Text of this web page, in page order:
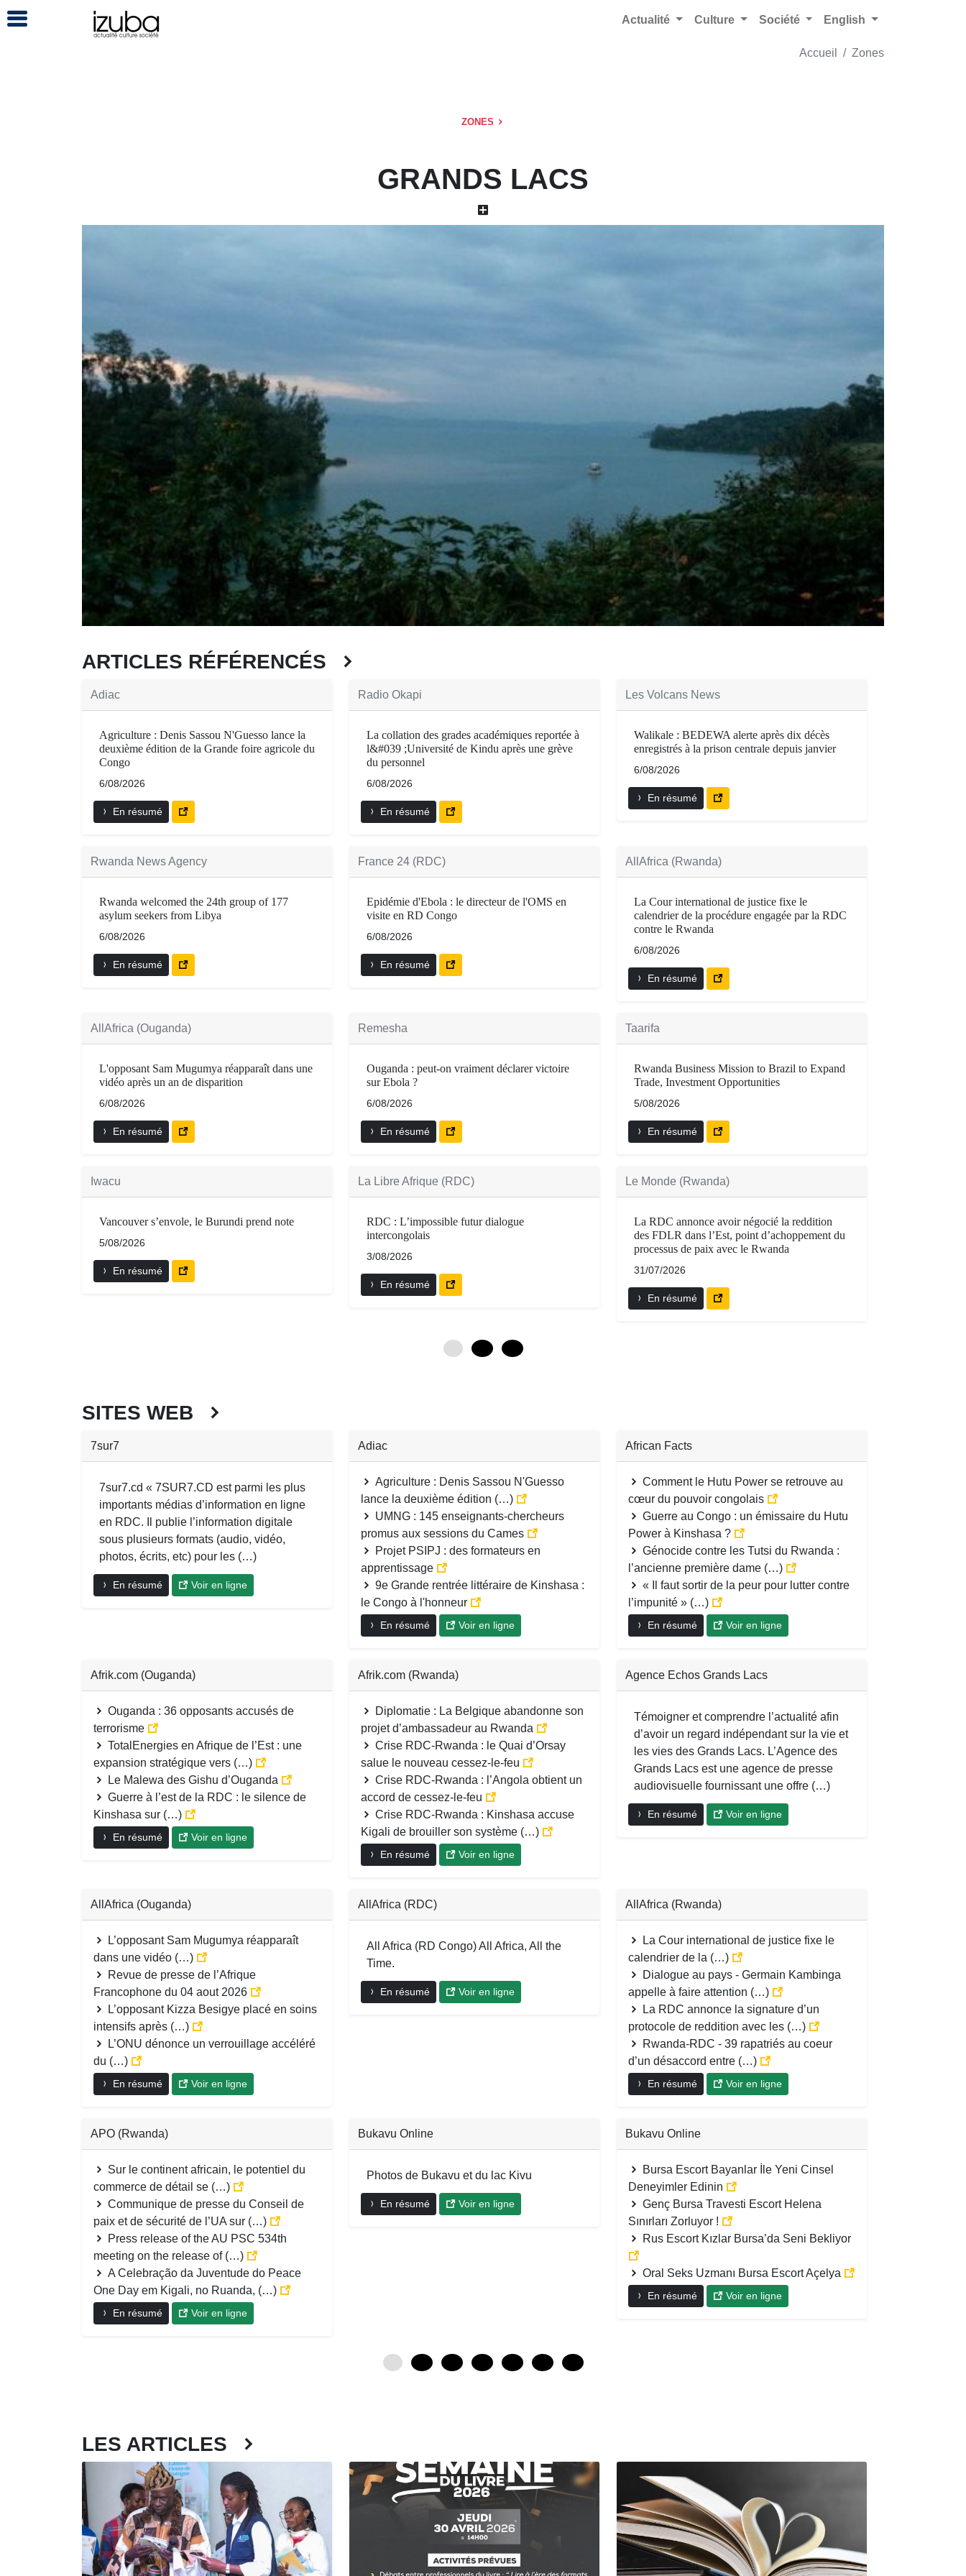
Actualité Culture Société English
Accueil Zones
ZONES
GRANDS LACS
ARTICLES RÉFÉRENCÉS
Adiac
Agriculture : Denis Sassou N'Guesso lance la
deuxième édition de la Grande foire agricole du
Congo
6/08/2026
En résumé
Radio Okapi
La collation des grades académiques reportée à
l&#039 ;Université de Kindu après une grève
du personnel
6/08/2026
En résumé
Les Volcans News
Walikale : BEDEWA alerte après dix décès
enregistrés à la prison centrale depuis janvier
6/08/2026
En résumé
Rwanda News Agency
Rwanda welcomed the 24th group of 177
asylum seekers from Libya
6/08/2026
En résumé
France 24 (RDC)
Epidémie d'Ebola : le directeur de l'OMS en
visite en RD Congo
6/08/2026
En résumé
AllAfrica (Rwanda)
La Cour international de justice fixe le
calendrier de la procédure engagée par la RDC
contre le Rwanda
6/08/2026
En résumé
AllAfrica (Ouganda)
L'opposant Sam Mugumya réapparaît dans une
vidéo après un an de disparition
6/08/2026
En résumé
Remesha
Ouganda : peut-on vraiment déclarer victoire
sur Ebola ?
6/08/2026
En résumé
Taarifa
Rwanda Business Mission to Brazil to Expand
Trade, Investment Opportunities
5/08/2026
En résumé
Iwacu
Vancouver s’envole, le Burundi prend note
5/08/2026
En résumé
La Libre Afrique (RDC)
RDC : L’impossible futur dialogue
intercongolais
3/08/2026
En résumé
Le Monde (Rwanda)
La RDC annonce avoir négocié la reddition
des FDLR dans l’Est, point d’achoppement du
processus de paix avec le Rwanda
31/07/2026
En résumé
SITES WEB
7sur7
7sur7.cd « 7SUR7.CD est parmi les plus
importants médias d’information en ligne
en RDC. Il publie l’information digitale
sous plusieurs formats (audio, vidéo,
photos, écrits, etc) pour les (…)
En résumé Voir en ligne
Adiac
Agriculture : Denis Sassou N'Guesso
lance la deuxième édition (…)
UMNG : 145 enseignants-chercheurs
promus aux sessions du Cames
Projet PSIPJ : des formateurs en
apprentissage
9e Grande rentrée littéraire de Kinshasa :
le Congo à l'honneur
En résumé Voir en ligne
African Facts
Comment le Hutu Power se retrouve au
cœur du pouvoir congolais
Guerre au Congo : un émissaire du Hutu
Power à Kinshasa ?
Génocide contre les Tutsi du Rwanda :
l’ancienne première dame (…)
« Il faut sortir de la peur pour lutter contre
l’impunité » (…)
En résumé Voir en ligne
Afrik.com (Ouganda)
Ouganda : 36 opposants accusés de
terrorisme
TotalEnergies en Afrique de l’Est : une
expansion stratégique vers (…)
Le Malewa des Gishu d’Ouganda
Guerre à l’est de la RDC : le silence de
Kinshasa sur (…)
En résumé Voir en ligne
Afrik.com (Rwanda)
Diplomatie : La Belgique abandonne son
projet d’ambassadeur au Rwanda
Crise RDC-Rwanda : le Quai d’Orsay
salue le nouveau cessez-le-feu
Crise RDC-Rwanda : l’Angola obtient un
accord de cessez-le-feu
Crise RDC-Rwanda : Kinshasa accuse
Kigali de brouiller son système (…)
En résumé Voir en ligne
Agence Echos Grands Lacs
Témoigner et comprendre l’actualité afin
d’avoir un regard indépendant sur la vie et
les vies des Grands Lacs. L’Agence des
Grands Lacs est une agence de presse
audiovisuelle fournissant une offre (…)
En résumé Voir en ligne
AllAfrica (Ouganda)
L’opposant Sam Mugumya réapparaît
dans une vidéo (…)
Revue de presse de l’Afrique
Francophone du 04 aout 2026
L’opposant Kizza Besigye placé en soins
intensifs après (…)
L’ONU dénonce un verrouillage accéléré
du (…)
En résumé Voir en ligne
AllAfrica (RDC)
All Africa (RD Congo) All Africa, All the
Time.
En résumé Voir en ligne
AllAfrica (Rwanda)
La Cour international de justice fixe le
calendrier de la (…)
Dialogue au pays - Germain Kambinga
appelle à faire attention (…)
La RDC annonce la signature d’un
protocole de reddition avec les (…)
Rwanda-RDC - 39 rapatriés au coeur
d’un désaccord entre (…)
En résumé Voir en ligne
APO (Rwanda)
Sur le continent africain, le potentiel du
commerce de détail se (…)
Communique de presse du Conseil de
paix et de sécurité de l’UA sur (…)
Press release of the AU PSC 534th
meeting on the release of (…)
A Celebração da Juventude do Peace
One Day em Kigali, no Ruanda, (…)
En résumé Voir en ligne
Bukavu Online
Photos de Bukavu et du lac Kivu
En résumé Voir en ligne
Bukavu Online
Bursa Escort Bayanlar İle Yeni Cinsel
Deneyimler Edinin
Genç Bursa Travesti Escort Helena
Sınırları Zorluyor !
Rus Escort Kızlar Bursa’da Seni Bekliyor
Oral Seks Uzmanı Bursa Escort Açelya
En résumé Voir en ligne
LES ARTICLES